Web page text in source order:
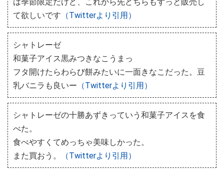
て欲しいです （Twitterより引用）
シャトレーゼ
和菓子アイス黒みつきなこうまっ
フタ開けたらわらび餅みたいに一面きなこだった。豆
乳バニラも良いー （Twitterより引用）
シャトレーゼの十勝あずきっていう和菓子アイスを食
べた。
食べやすくてめっちゃ美味しかった。
また買おう。
（Twitterより引用）